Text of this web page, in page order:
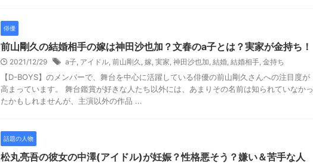
俳優
前山剛久の結婚相手の嫁は神田沙也加？文春のa子とは？実家が金持ち！
2021/12/29 a子, アイドル, 前山剛久 , 嫁, 実家, 神田沙也加, 結婚, 結婚相手, 金持ち
【D-BOYS】のメンバーで、舞台を中心に活躍している俳優の前山剛久さんへの注目度が
高まっています。 舞台鑑賞が好きな人たち以外には、あまりその名前は知られていなかっ
たかもしれませんが、主演以外の作品 ...
話題の人物
松丸亮吾の彼女の中澤(アイドル)が妊娠？性格悪そう？嫌い＆苦手な人